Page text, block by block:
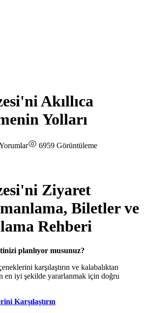
Akıllıca
Yolları
6959 Görüntüleme
Ziyaret
Biletler ve
Rehberi
planlıyor musunuz?
karşılaştırın ve kalabalıktan
en iyi şekilde yararlanmak için doğru
Karşılaştırın